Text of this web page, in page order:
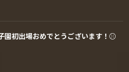
園初出場おめでとうございます！⚾️